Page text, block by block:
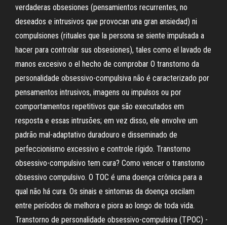
verdaderas obsesiones (pensamientos recurrentes, no
deseados e intrusivos que provocan una gran ansiedad) ni
compulsiones (rituales que la persona se siente impulsada a
hacer para controlar sus obsesiones), tales como el lavado de
manos excesivo o el hecho de comprobar O transtorno da
personalidade obsessivo-compulsiva não é caracterizado por
pensamentos intrusivos, imagens ou impulsos ou por
comportamentos repetitivos que são executados em
resposta e essas intrusões; em vez disso, ele envolve um
padrão mal-adaptativo duradouro e disseminado de
perfeccionismo excessivo e controle rígido. Transtorno
obsessivo-compulsivo tem cura? Como vencer o transtorno
obsessivo compulsivo. O TOC é uma doença crônica para a
qual não há cura. Os sinais e sintomas da doença oscilam
entre períodos de melhora e piora ao longo de toda vida.
Transtorno de personalidade obsessivo-compulsiva (TPOC) -